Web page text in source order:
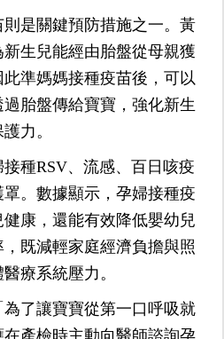
是關鍵預防措施之一。黃
生兒能經由胎盤從母親獲
準媽媽接種疫苗後，可以
胎盤傳給寶寶，強化新生
力。
種RSV、流感、百日咳疫
。數據顯示，孕婦接種疫
康，還能有效降低嬰幼兒
既減輕家庭經濟負擔與照
療系統壓力。
了讓寶寶從第一口呼吸就